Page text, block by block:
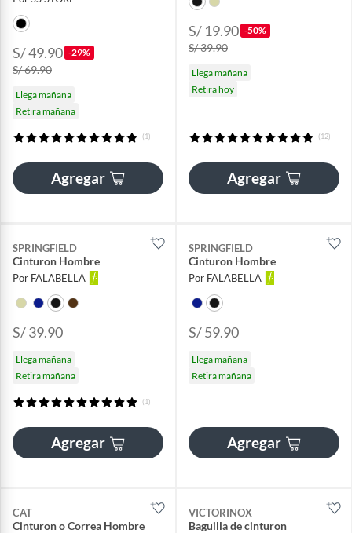
S/ 49.90 -29%
S/ 69.90
Llega mañana
Retira mañana
(1)
Agregar
S/ 19.90 -50%
S/ 39.90
Llega mañana
Retira hoy
(12)
Agregar
SPRINGFIELD
Cinturon Hombre
Por FALABELLA
S/ 39.90
Llega mañana
Retira mañana
(1)
Agregar
SPRINGFIELD
Cinturon Hombre
Por FALABELLA
S/ 59.90
Llega mañana
Retira mañana
Agregar
CAT
Cinturon o Correa Hombre
VICTORINOX
Baguilla de cinturon